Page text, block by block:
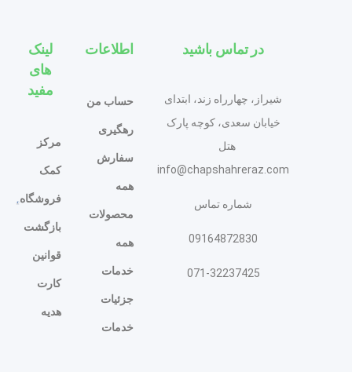
در تماس باشید
شیراز، چهارراه زند، ابتدای
خیابان سعدی، کوچه پارک
هتل
info@chapshahreraz.com
شماره تماس
09164872830
071-32237425
اطلاعات
حساب من
رهگیری
سفارش
همه
محصولات
همه
خدمات
جزئیات
خدمات
لینک
های
مفید
مرکز
کمک
فروشگاه
بازگشت
قوانین
کارت
هدیه